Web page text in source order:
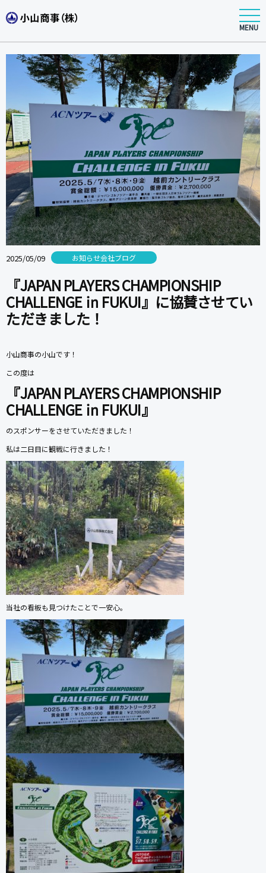
MENU
2025/05/09 お知らせ会社ブログ
『JAPAN PLAYERS CHAMPIONSHIP
CHALLENGE ㏌ FUKUI』に協賛させてい
ただきました！
小山商事の小山です！
この度は
『JAPAN PLAYERS CHAMPIONSHIP
CHALLENGE ㏌ FUKUI』
のスポンサーをさせていただきました！
私は二日目に観戦に行きました！
当社の看板も見つけたことで一安心。